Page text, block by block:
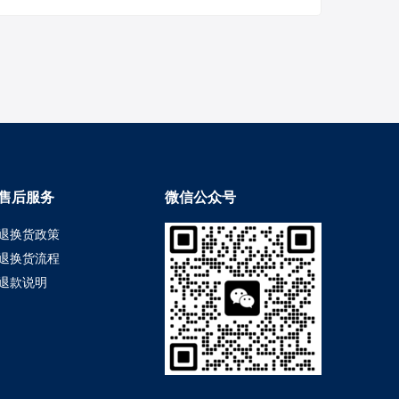
后服务
换货政策
换货流程
款说明
微信公众号